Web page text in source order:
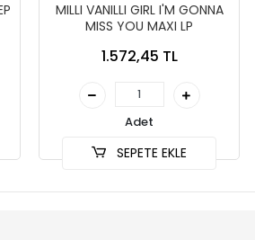
MILLI VANILLI GIRL I'M GONNA
MISS YOU MAXI LP
1.572,45 TL
Adet
SEPETE EKLE